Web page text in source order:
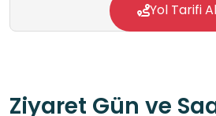
Yol Tarifi Al
Ziyaret Gün ve